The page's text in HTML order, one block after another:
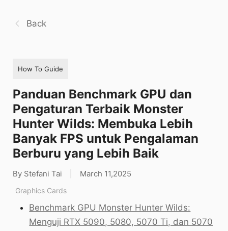
Back
How To Guide
Panduan Benchmark GPU dan
Pengaturan Terbaik Monster
Hunter Wilds: Membuka Lebih
Banyak FPS untuk Pengalaman
Berburu yang Lebih Baik
By Stefani Tai March 11,2025
Graphics Cards
Benchmark GPU Monster Hunter Wilds:
Menguji RTX 5090, 5080, 5070 Ti, dan 5070